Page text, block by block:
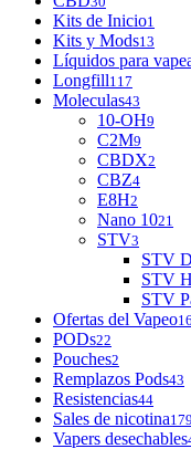
Kits de Inicio1
Kits y Mods13
Líquidos para
Longfill117
Moleculas43
10-OH9
C2M9
CBDX2
CBZ4
E8H2
Nano 1021
STV3
STV
STV
STV
Ofertas del Vapeo16
PODs22
Pouches2
Remplazos Pods43
Resistencias44
Sales de nicotina179
Vapers desechables